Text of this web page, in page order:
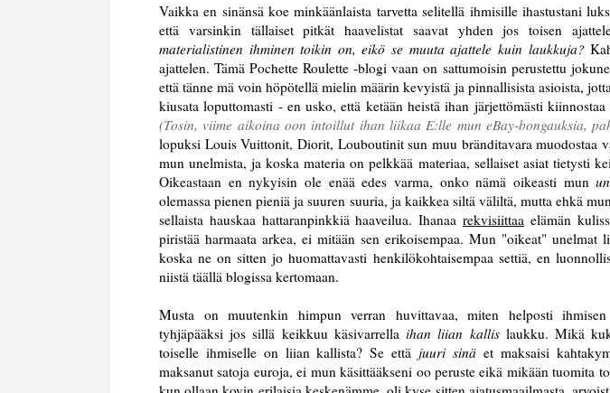
Vaikka en sinänsä koe minkäänlaista tarvetta selitellä ihmisille ihastustani
että varsinkin tällaiset pitkät haavelistat saavat yhden jos toisen
materialistinen ihminen toikin on, eikö se muuta ajattele kuin laukkuja?
ajattelen. Tämä Pochette Roulette -blogi vaan on sattumoisin perustettu
että tänne mä voin höpötellä mielin määrin kevyistä ja pinnallisista asioista,
kiusata loputtomasti - en usko, että ketään heistä ihan järjettömästi
(Tosin, viime aikoina oon intoillut ihan liikaa E:lle mun eBay-bongauksia,
lopuksi Louis Vuittonit, Diorit, Louboutinit sun muu bränditavara muodostaa
mun unelmista, ja koska materia on pelkkää materiaa, sellaiset asiat tietysti
Oikeastaan en nykyisin ole enää edes varma, onko nämä oikeasti mun
olemassa pienen pieniä ja suuren suuria, ja kaikkea siltä väliltä, mutta ehkä
sellaista hauskaa hattaranpinkkiä haaveilua. Ihanaa rekvisiittaa elämän
piristää harmaata arkea, ei mitään sen erikoisempaa. Mun "oikeat"
koska ne on sitten jo huomattavasti henkilökohtaisempaa settiä, en
niistä täällä blogissa kertomaan.
Musta on muutenkin himpun verran huvittavaa, miten helposti
tyhjäpääksi jos sillä keikkuu käsivarrellaihan liian kallislaukku. Mikä
toiselle ihmiselle on liian kallista? Se että juuri sinäet maksaisi
maksanut satoja euroja, ei mun käsittääkseni oo peruste eikä mikään tuomita